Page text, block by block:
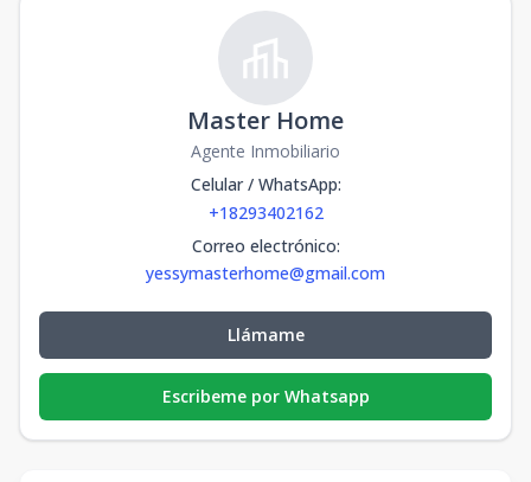
Master Home
Agente Inmobiliario
Celular / WhatsApp:
+18293402162
Correo electrónico:
yessymasterhome@gmail.com
Llámame
Escribeme por Whatsapp